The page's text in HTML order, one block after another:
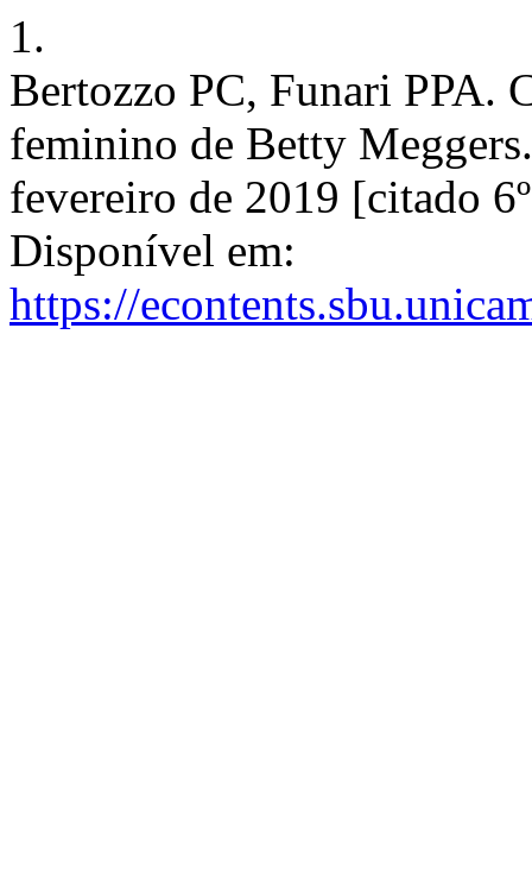
1.
Bertozzo PC, Funari PPA.
feminino de Betty
fevereiro de 2019 [citado
Disponível em:
https://